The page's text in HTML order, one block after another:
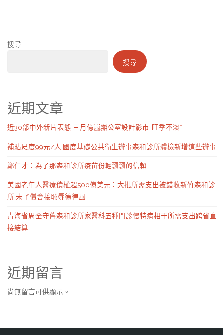
搜尋
搜尋
近期文章
近30部中外新片表態 三月億嵐辦公室設計影市“旺季不淡”
補貼尺度99元/人 國度基礎公共衛生辦事森和診所體檢新增這些辦事
鄭仁才：為了那森和診所疫苗份輕飄飄的信賴
美國老年人醫療債權超500億美元：大批所需支出被錯收新竹森和診
所 未了償會接恥辱德律風
青海省周全守舊森和診所家醫科五種門診慢特病相干所需支出跨省直
接結算
近期留言
尚無留言可供顯示。